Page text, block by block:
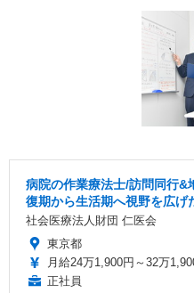
病院の作業療法士/訪問同行&
復期から生活期へ視野を広げ
社会医療法人財団 仁医会
東京都
月給24万1,900円～32万
正社員